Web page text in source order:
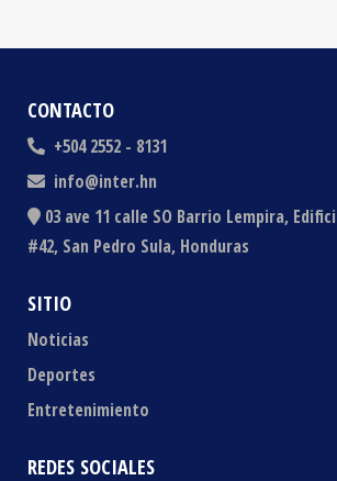
CONTACTO
+504 2552 - 8131
info@inter.hn
03 ave 11 calle SO Barrio Lempira,
#42, San Pedro Sula, Honduras
SITIO
Noticias
Deportes
Entretenimiento
REDES SOCIALES